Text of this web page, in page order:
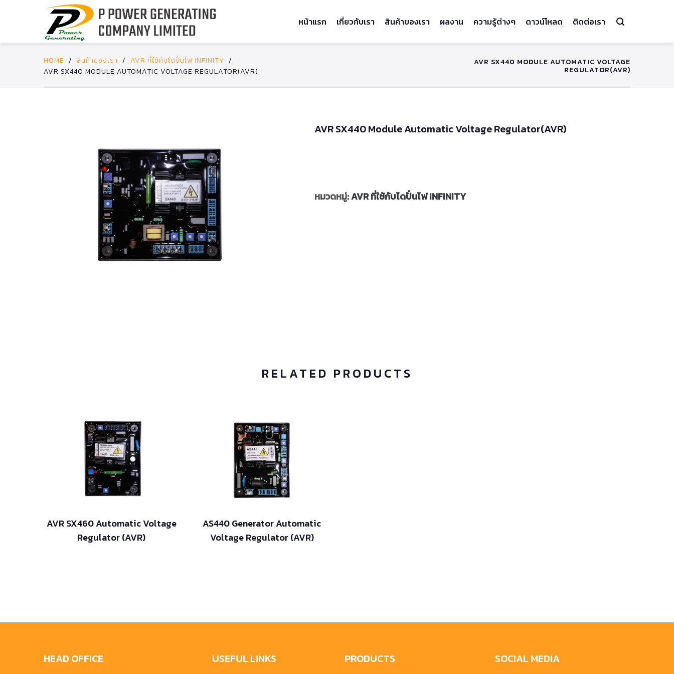
หน้าแรก เกี่ยวกับเรา สินค้าของเรา ผลงาน ความรู้ต่างๆ ดาวน์โหลด ติดต่อเรา
HOME / สินค้าของเรา / AVR ที่ใช้กับไดปั่นไฟ INFINITY /
AVR SX440 MODULE AUTOMATIC VOLTAGE REGULATOR(AVR)
AVR SX440 MODULE AUTOMATIC VOLTAGE
REGULATOR(AVR)
AVR SX440 Module Automatic Voltage Regulator(AVR)
หมวดหมู่:AVR ที่ใช้กับไดปั่นไฟ INFINITY
RELATED PRODUCTS
AVR SX460 Automatic Voltage
Regulator (AVR)
AS440 Generator Automatic
Voltage Regulator (AVR)
HEAD OFFICE USEFUL LINKS PRODUCTS SOCIAL MEDIA